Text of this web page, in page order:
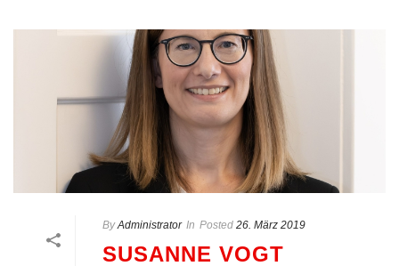
By Administrator In Posted 26. März 2019
SUSANNE VOGT